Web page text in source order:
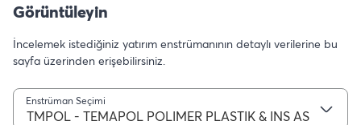
Görüntüleyin
İncelemek istediğiniz yatırım enstrümanının detaylı verilerine bu
sayfa üzerinden erişebilirsiniz.
Enstrüman Seçimi
TMPOL - TEMAPOL POLIMER PLASTIK & INS AS